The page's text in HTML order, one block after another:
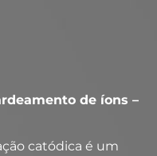
de íons –
catódica é um